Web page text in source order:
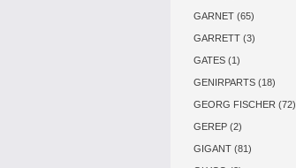
GARNET (65)
GARRETT (3)
GATES (1)
GENIRPARTS (18)
GEORG FISCHER (72)
GEREP (2)
GIGANT (81)